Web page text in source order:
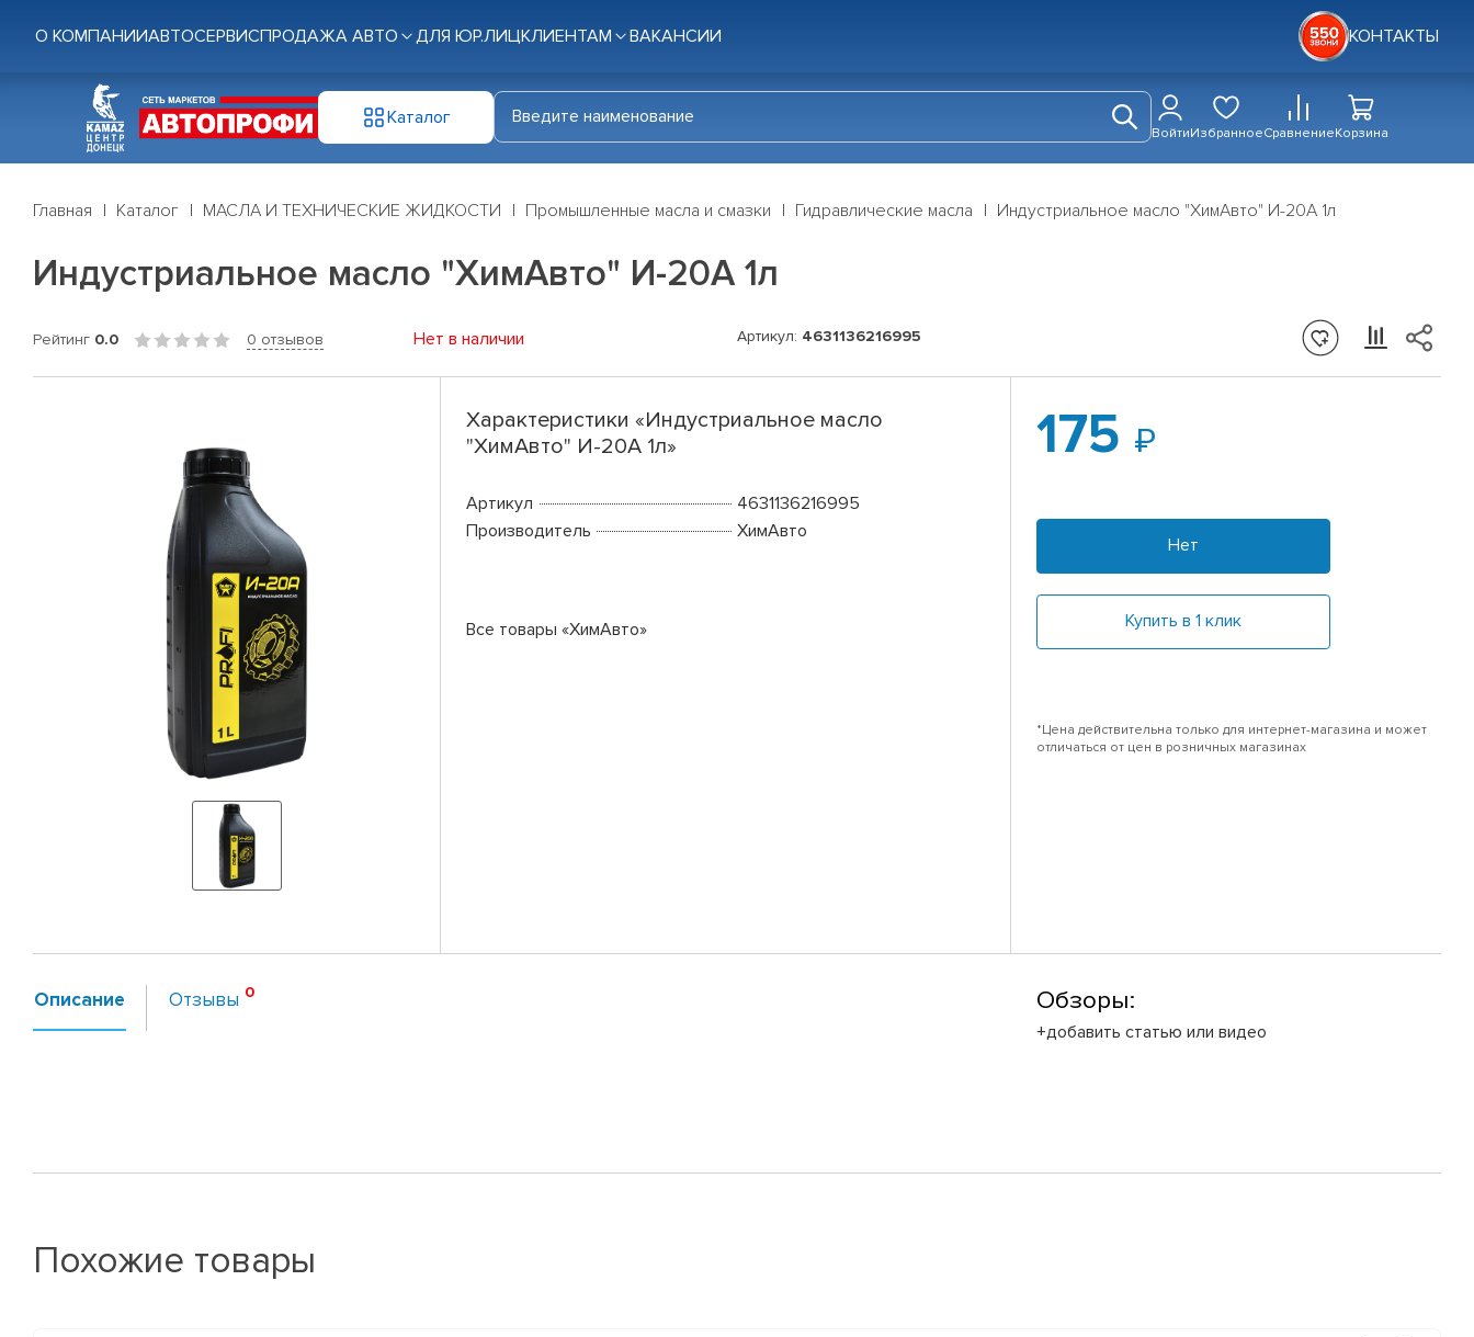
О КОМПАНИИАВТОСЕРВИСПРОДАЖА АВТО ДЛЯ ЮР.ЛИЦКЛИЕНТАМ ВАКАНСИИ КОНТАКТЫ
Каталог
ВойтиИзбранноеСравнениеКорзина
Главная Каталог МАСЛА И ТЕХНИЧЕСКИЕ ЖИДКОСТИ Промышленные масла и смазки Гидравлические масла Индустриальное масло "ХимАвто" И-20А 1л
Индустриальное масло "ХимАвто" И-20А 1л
Рейтинг 0.0 0 отзывов Нет в наличии Артикул: 4631136216995
Характеристики «Индустриальное масло
"ХимАвто" И-20А 1л»
Артикул
4631136216995
Производитель
ХимАвто
Все товары «ХимАвто»
175
Нет
Купить в 1 клик
*Цена действительна только для интернет-магазина и может
отличаться от цен в розничных магазинах
Описание Отзывы Обзоры:
+добавить статью или видео
Похожие товары